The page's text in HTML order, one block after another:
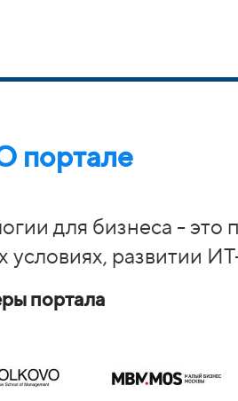
портале
для бизнеса - это
условиях, развитии
портала